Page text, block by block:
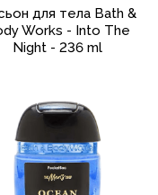
для тела Bath &
Works - Into The
Night - 236 ml